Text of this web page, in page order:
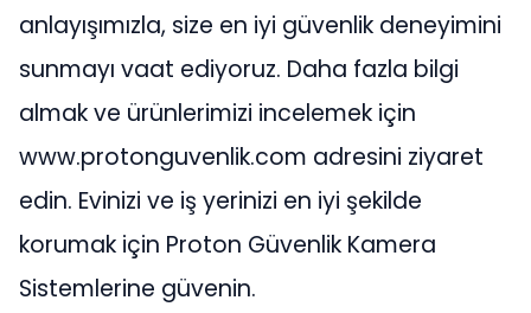
anlayışımızla, size en iyi güvenlik deneyimini
sunmayı vaat ediyoruz. Daha fazla bilgi
almak ve ürünlerimizi incelemek için
www.protonguvenlik.com adresini ziyaret
edin. Evinizi ve iş yerinizi en iyi şekilde
korumak için Proton Güvenlik Kamera
Sistemlerine güvenin.